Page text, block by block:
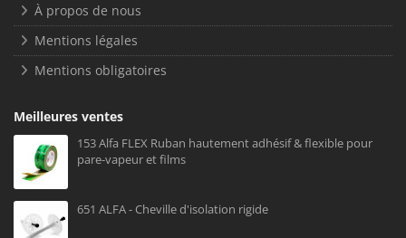
À propos de nous
Mentions légales
Mentions obligatoires
Meilleures ventes
153 Alfa FLEX Ruban hautement adhésif & flexible pour
pare-vapeur et films
651 ALFA - Cheville d'isolation rigide